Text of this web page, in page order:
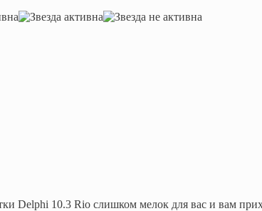
Delphi 10.3 Rio слишком мелок для вас и вам